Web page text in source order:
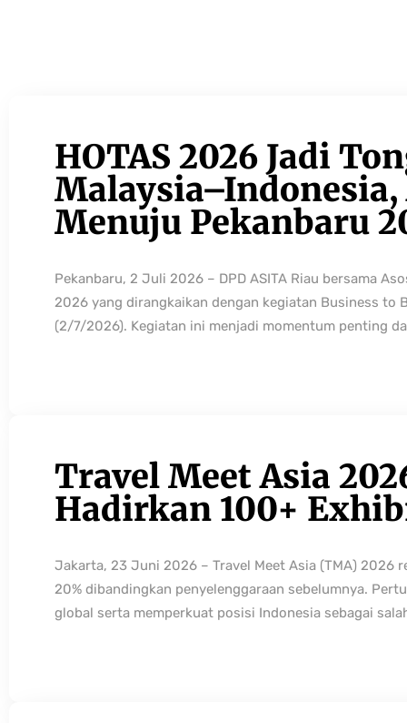
HOTAS 2026 Jadi
Menuju Pekanbaru
Pekanbaru, 2 Juli 2026 – DPD ASITA Riau bersama
2026 yang dirangkaikan dengan kegiatan Business to
(2/7/2026). Kegiatan ini menjadi momentum penting
Travel Meet Asia
Hadirkan 100+
Jakarta, 23 Juni 2026 – Travel Meet Asia (TMA) 2026
20% dibandingkan penyelenggaraan sebelumnya.
global serta memperkuat posisi Indonesia sebagai